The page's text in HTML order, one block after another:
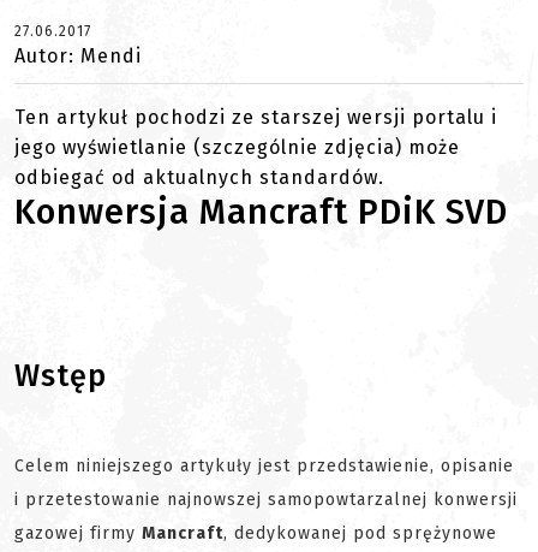
27.06.2017
Autor: Mendi
Ten artykuł pochodzi ze starszej wersji portalu i
jego wyświetlanie (szczególnie zdjęcia) może
odbiegać od aktualnych standardów.
Konwersja Mancraft PDiK SVD
Wstęp
Celem niniejszego artykuły jest przedstawienie, opisanie
i przetestowanie najnowszej samopowtarzalnej konwersji
gazowej firmy Mancraft, dedykowanej pod sprężynowe